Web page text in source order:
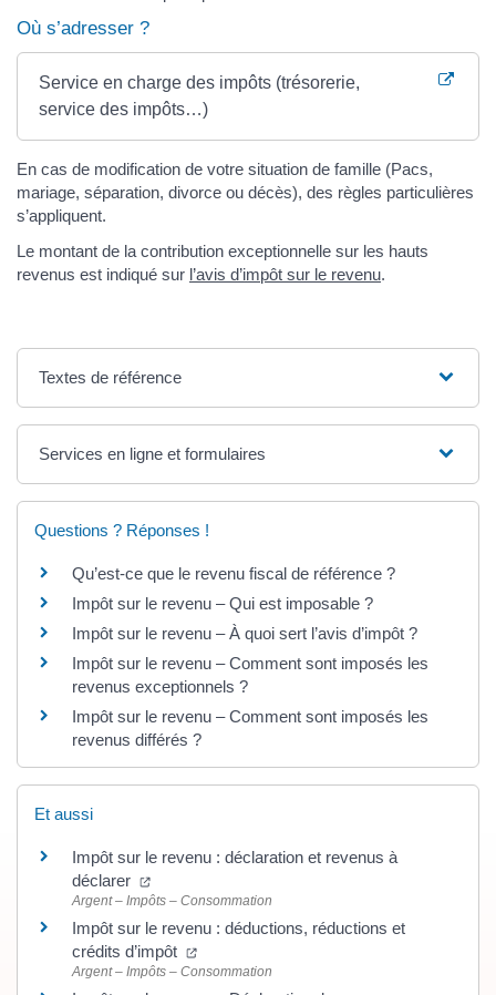
Où s’adresser ?
Service en charge des impôts (trésorerie,
service des impôts…)
En cas de modification de votre situation de famille (Pacs,
mariage, séparation, divorce ou décès), des règles particulières
s’appliquent.
Le montant de la contribution exceptionnelle sur les hauts
revenus est indiqué sur l’avis d’impôt sur le revenu.
Textes de référence
Services en ligne et formulaires
Questions ? Réponses !
Qu’est-ce que le revenu fiscal de référence ?
Impôt sur le revenu – Qui est imposable ?
Impôt sur le revenu – À quoi sert l’avis d’impôt ?
Impôt sur le revenu – Comment sont imposés les
revenus exceptionnels ?
Impôt sur le revenu – Comment sont imposés les
revenus différés ?
Et aussi
Impôt sur le revenu : déclaration et revenus à
déclarer
(ouverture dans un nouvel onglet)
Argent – Impôts – Consommation
Impôt sur le revenu : déductions, réductions et
crédits d’impôt
(ouverture dans un nouvel onglet)
Argent – Impôts – Consommation